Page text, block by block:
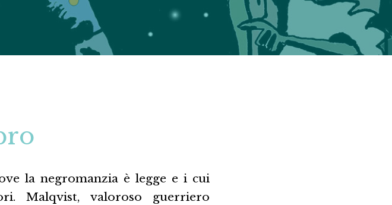
la negromanzia è legge e i cui
Malqvist, valoroso guerriero